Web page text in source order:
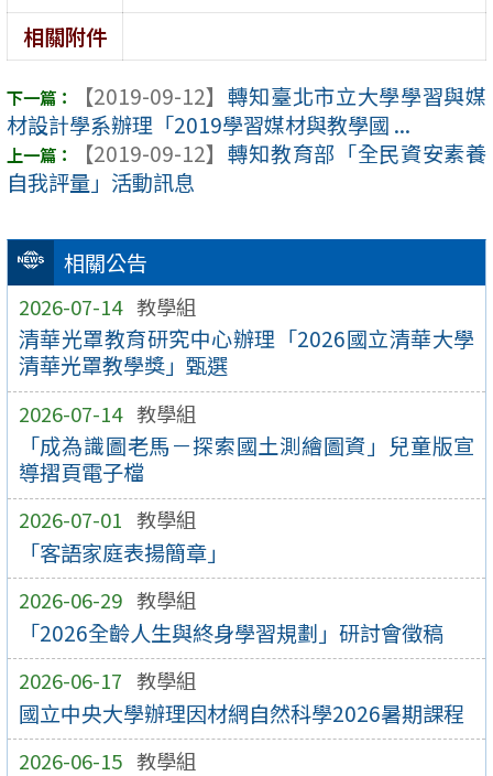
相關公告
2026-07-14 教學組
清華光罩教育研究中心辦理「2026國立清華大學
清華光罩教學獎」甄選
2026-07-14 教學組
「成為識圖老馬－探索國土測繪圖資」兒童版宣
導摺頁電子檔
2026-07-01 教學組
「客語家庭表揚簡章」
2026-06-29 教學組
「2026全齡人生與終身學習規劃」研討會徵稿
2026-06-17 教學組
國立中央大學辦理因材網自然科學2026暑期課程
2026-06-15 教學組
相關附件
【2019-09-12】 轉知臺北市立大學學習與媒
材設計學系辦理「2019學習媒材與教學國 ...
【2019-09-12】 轉知教育部「全民資安素養
自我評量」活動訊息